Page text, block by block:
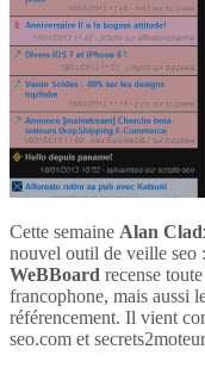
Cette semaine Alan
nouvel outil de veille seo
WeBBoard recense
francophone, mais aussi
référencement. Il vient
seo.com et